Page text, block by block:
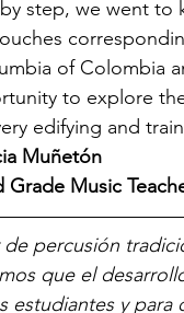
step, we went to
of Colombia
to explore
edifying and
Muñetón
Grade Music
de percusión
que el
estudiantes y